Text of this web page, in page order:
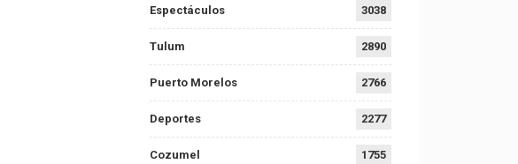
Espectáculos 3038
Tulum 2890
Puerto Morelos 2766
Deportes 2277
Cozumel 1755